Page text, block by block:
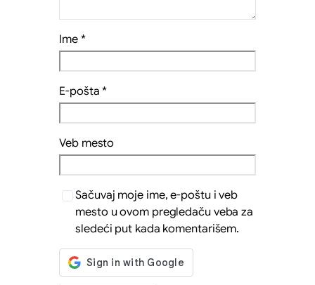
Ime *
E-pošta*
Veb mesto
Sačuvaj moje ime, e-poštu i veb
mesto u ovom pregledaču veba za
sledeći put kada komentarišem.